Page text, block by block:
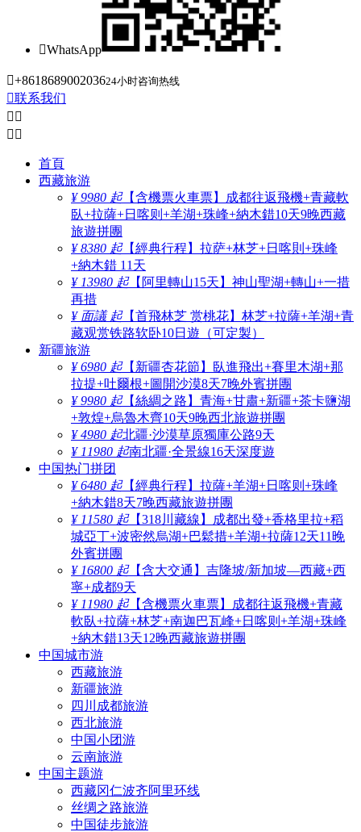
WhatsApp
+861868900203624小时咨询热线
联系我们
 
 
首頁
西藏旅游
¥ 9980 起【含機票火車票】成都往返飛機+青藏軟
臥+拉薩+日喀则+羊湖+珠峰+納木錯10天9晚西藏
旅遊拼團
¥ 8380 起【經典行程】拉萨+林芝+日喀則+珠峰
+納木錯 11天
¥ 13980 起【阿里轉山15天】神山聖湖+轉山+一措
再措
¥ 面議 起【首飛林芝 赏桃花】林芝+拉薩+羊湖+青
藏观赏铁路软卧10日遊（可定製）
新疆旅游
¥ 6980 起【新疆杏花節】臥進飛出+賽里木湖+那
拉提+吐爾根+圖開沙漠8天7晚外賓拼團
¥ 9980 起【絲綢之路】青海+甘肅+新疆+茶卡鹽湖
+敦煌+烏魯木齊10天9晚西北旅遊拼團
¥ 4980 起北疆·沙漠草原獨庫公路9天
¥ 11980 起南北疆·全景線16天深度遊
中国热门拼团
¥ 6480 起【經典行程】拉薩+羊湖+日喀则+珠峰
+納木錯8天7晚西藏旅遊拼團
¥ 11580 起【318川藏線】成都出發+香格里拉+稻
城亞丁+波密然烏湖+巴鬆措+羊湖+拉薩12天11晚
外賓拼團
¥ 16800 起【含大交通】吉隆坡/新加坡—西藏+西
寧+成都9天
¥ 11980 起【含機票火車票】成都往返飛機+青藏
軟臥+拉薩+林芝+南迦巴瓦峰+日喀则+羊湖+珠峰
+納木錯13天12晚西藏旅遊拼團
中国城市游
西藏旅游
新疆旅游
四川成都旅游
西北旅游
中国小团游
云南旅游
中国主题游
西藏冈仁波齐阿里环线
丝绸之路旅游
中国徒步旅游